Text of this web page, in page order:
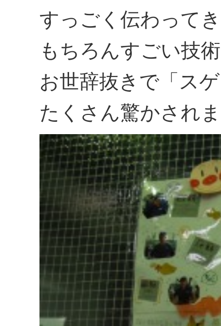
すっごく伝わって
もちろんすごい技
お世辞抜きで「ス
たくさん驚かされ